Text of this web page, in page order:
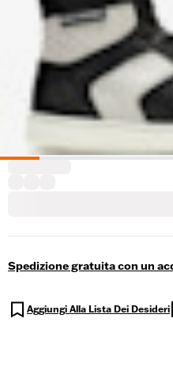
Spedizione gratuita con un
Aggiungi Alla Lista Dei Desideri